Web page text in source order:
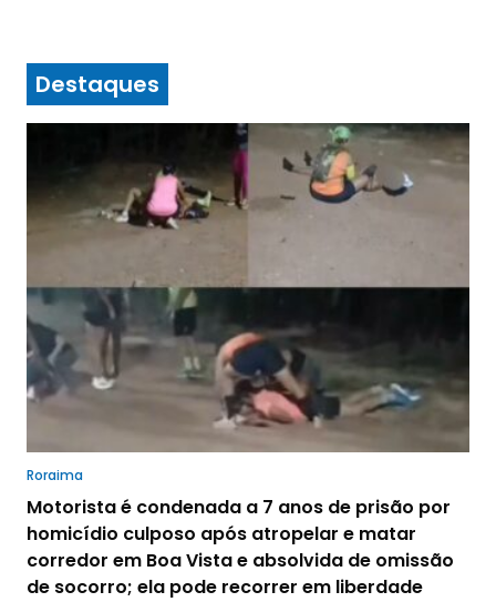
Destaques
Roraima
Motorista é condenada a 7 anos de prisão por
homicídio culposo após atropelar e matar
corredor em Boa Vista e absolvida de omissão
de socorro; ela pode recorrer em liberdade